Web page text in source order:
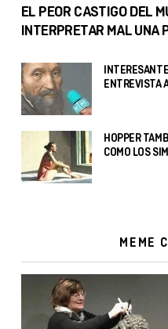
EL PEOR CASTIGO DEL
INTERPRETAR MAL UNA
ENTREVISTA
HOPPER
COMO LOS
MEME